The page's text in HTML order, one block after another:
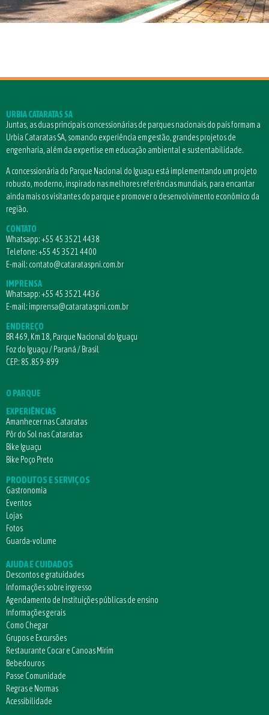
URBIA CATARATAS SA
Juntas, as duas principais concessionárias de parques nacionais do país formam a
Urbia Cataratas SA, somando experiência em gestão, grandes projetos de
engenharia, além da expertise em educação ambiental e sustentabilidade.
A concessionária do Parque Nacional do Iguaçu está implementando um projeto
robusto, moderno, inspirado nas melhores referências mundiais, para encantar
ainda mais os visitantes do parque e promover o desenvolvimento econômico da
região.
CONTATO
Whatsapp:+55 45 3521 4438
Telefone:+55 45 3521 4400
E-mail: contato@catarataspni.com.br
IMPRENSA
Whatsapp:+55 45 3521 4436
E-mail: imprensa@catarataspni.com.br
ENDEREÇO
BR 469, Km 18, Parque Nacional do Iguaçu
Foz do Iguaçu / Paraná / Brasil
CEP.: 85.859-899
O PARQUE
EXPERIÊNCIAS
Amanhecer nas Cataratas
Pôr do Sol nas Cataratas
Bike Iguaçu
Bike Poço Preto
PRODUTOS E SERVIÇOS
Gastronomia
Eventos
Lojas
Fotos
Guarda-volume
AJUDA E CUIDADOS
Descontos e gratuidades
Informações sobre ingresso
Agendamento de Instituições públicas de ensino
Informações gerais
Como Chegar
Grupos e Excursões
Restaurante Cocar e Canoas Mirim
Bebedouros
Passe Comunidade
Regras e Normas
Acessibilidade